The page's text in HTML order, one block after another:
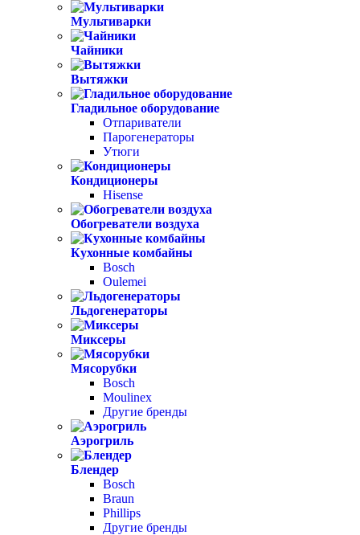
Мультиварки
Чайники
Вытяжки
Гладильное оборудование
Отпариватели
Парогенераторы
Утюги
Кондиционеры
Hisense
Обогреватели воздуха
Кухонные комбайны
Bosch
Oulemei
Льдогенераторы
Миксеры
Мясорубки
Bosch
Moulinex
Другие бренды
Аэрогриль
Блендер
Bosch
Braun
Phillips
Другие бренды